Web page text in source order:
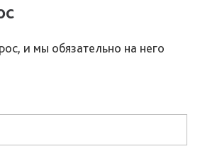
и мы обязательно на него